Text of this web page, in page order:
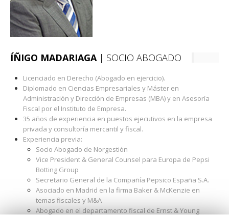
ÍÑIGO MADARIAGA | SOCIO ABOGADO
Licenciado en Derecho (Abogado en ejercicio).
Diplomado en Ciencias Empresariales y Máster en
Administración y Dirección de Empresas (MBA) y en Asesoría
Fiscal por el Instituto de Empresa.
35 años de experiencia en puestos ejecutivos en la empresa
privada y consultoría mercantil y fiscal.
Experiencia previa:
Socio Abogado de Norgestión
Vice President & General Counsel para Europa de Pepsi
Botting Group
Secretario General de la Compañía Pepsico España S.A.
Asociado en Madrid en la firma Baker & McKenzie en
temas fiscales y M&A
Abogado en el departamento fiscal de Ernst & Young